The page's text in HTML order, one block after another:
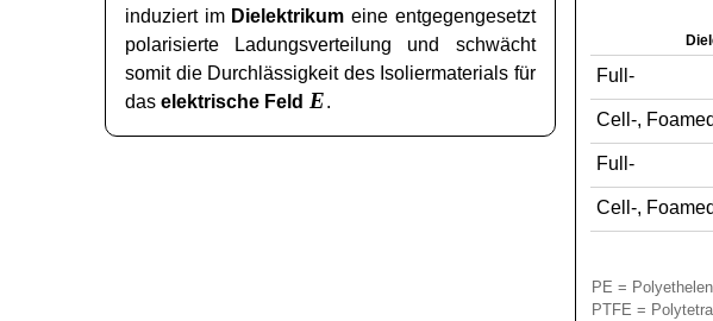
induziert im Dielektrikum eine entgegengesetzt
polarisierte Ladungsverteilung und schwächt
somit die Durchlässigkeit des Isoliermaterials für
das elektrische Feld E.
Full-
Cell-,
Full-
Cell-,
PE =
PTFE =